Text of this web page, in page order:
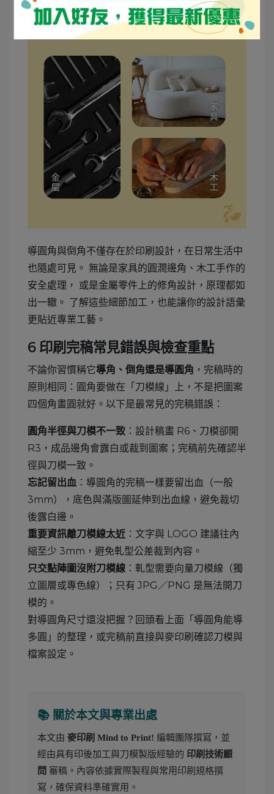
導圓角與倒角不僅存在於印刷設計，在日常生活中
也隨處可見。 無論是家具的圓潤邊角、木工手作的
安全處理， 或是金屬零件上的修角設計，原理都如
出一轍。 了解這些細節加工，也能讓你的設計語彙
更貼近專業工藝。
6印刷完稿常見錯誤與檢查重點
不論你習慣稱它導角、倒角還是導圓角 ，完稿時的
原則相同：圓角要做在「刀模線」上，不是把圖案
四個角畫圓就好。以下是最常見的完稿錯誤：
圓角半徑與刀模不一致 ：設計稿畫 R6、刀模卻開
R3，成品邊角會露白或裁到圖案；完稿前先確認半
徑與刀模一致。
忘記留出血 ：導圓角的完稿一樣要留出血（一般
3mm），底色與滿版圖延伸到出血線，避免裁切
後露白邊。
重要資訊離刀模線太近 ：文字與 LOGO 建議往內
縮至少 3mm，避免軋型公差裁到內容。
只交點陣圖沒附刀模線 ：軋型需要向量刀模線（獨
立圖層或專色線）；只有 JPG／PNG 是無法開刀
模的。
對導圓角尺寸還沒把握？回頭看上面「導圓角能導
多圓」的整理，或完稿前直接與麥印刷確認刀模與
檔案設定。
📚 關於本文與專業出處
本文由 麥印刷 Mind to Print! 編輯團隊撰寫，並
經由具有印後加工與刀模製版經驗的 印刷技術顧
問 審稿。內容依據實際製程與常用印刷規格撰
寫，確保資料準確實用。